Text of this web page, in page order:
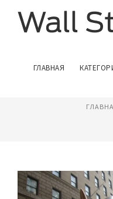
ГЛАВНАЯУОЛЛ